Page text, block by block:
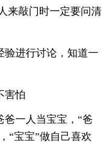
来敲门时一定要问清
验进行讨论，知道一
害怕
爸一人当宝宝，“爸
“宝宝”做自己喜欢